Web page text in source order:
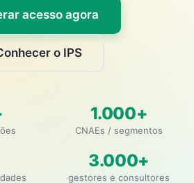
acesso agora
o IPS
1.000+
CNAEs / segmentos
3.000+
gestores e consultores